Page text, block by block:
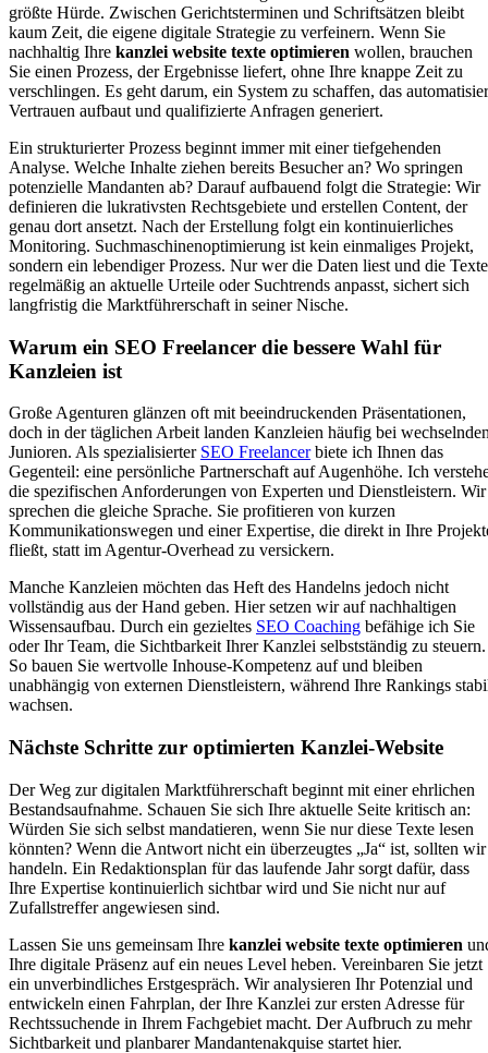
größte Hürde. Zwischen Gerichtsterminen und Schriftsätzen bleibt
kaum Zeit, die eigene digitale Strategie zu verfeinern. Wenn Sie
nachhaltig Ihre kanzlei website texte optimieren wollen, brauchen
Sie einen Prozess, der Ergebnisse liefert, ohne Ihre knappe Zeit zu
verschlingen. Es geht darum, ein System zu schaffen, das
Vertrauen aufbaut und qualifizierte Anfragen generiert.
Ein strukturierter Prozess beginnt immer mit einer tiefgehenden
Analyse. Welche Inhalte ziehen bereits Besucher an? Wo springen
potenzielle Mandanten ab? Darauf aufbauend folgt die Strategie: Wir
definieren die lukrativsten Rechtsgebiete und erstellen Content, der
genau dort ansetzt. Nach der Erstellung folgt ein kontinuierliches
Monitoring. Suchmaschinenoptimierung ist kein einmaliges Projekt,
sondern ein lebendiger Prozess. Nur wer die Daten liest und die Texte
regelmäßig an aktuelle Urteile oder Suchtrends anpasst, sichert sich
langfristig die Marktführerschaft in seiner Nische.
Warum ein SEO Freelancer die bessere Wahl für
Kanzleien ist
Große Agenturen glänzen oft mit beeindruckenden Präsentationen,
doch in der täglichen Arbeit landen Kanzleien häufig bei
Junioren. Als spezialisierter SEO Freelancerbiete ich Ihnen das
Gegenteil: eine persönliche Partnerschaft auf Augenhöhe. Ich
die spezifischen Anforderungen von Experten und Dienstleistern. Wir
sprechen die gleiche Sprache. Sie profitieren von kurzen
Kommunikationswegen und einer Expertise, die direkt in Ihre
fließt, statt im Agentur-Overhead zu versickern.
Manche Kanzleien möchten das Heft des Handelns jedoch nicht
vollständig aus der Hand geben. Hier setzen wir auf nachhaltigen
Wissensaufbau. Durch ein gezieltes SEO Coaching befähige ich Sie
oder Ihr Team, die Sichtbarkeit Ihrer Kanzlei selbstständig zu steuern.
So bauen Sie wertvolle Inhouse-Kompetenz auf und bleiben
unabhängig von externen Dienstleistern, während Ihre Rankings
wachsen.
Nächste Schritte zur optimierten Kanzlei-Website
Der Weg zur digitalen Marktführerschaft beginnt mit einer ehrlichen
Bestandsaufnahme. Schauen Sie sich Ihre aktuelle Seite kritisch an:
Würden Sie sich selbst mandatieren, wenn Sie nur diese Texte lesen
könnten? Wenn die Antwort nicht ein überzeugtes „Ja“ ist, sollten wir
handeln. Ein Redaktionsplan für das laufende Jahr sorgt dafür, dass
Ihre Expertise kontinuierlich sichtbar wird und Sie nicht nur auf
Zufallstreffer angewiesen sind.
Lassen Sie uns gemeinsam Ihre kanzlei website texte optimieren
Ihre digitale Präsenz auf ein neues Level heben. Vereinbaren Sie jetzt
ein unverbindliches Erstgespräch. Wir analysieren Ihr Potenzial und
entwickeln einen Fahrplan, der Ihre Kanzlei zur ersten Adresse für
Rechtssuchende in Ihrem Fachgebiet macht. Der Aufbruch zu mehr
Sichtbarkeit und planbarer Mandantenakquise startet hier.